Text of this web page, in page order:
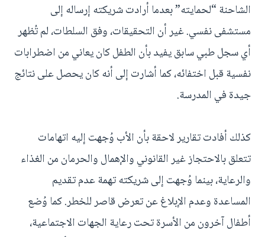
الشاحنة “لحمايته” بعدما أرادت شريكته إرساله إلى
مستشفى نفسي. غير أن التحقيقات، وفق السلطات، لم تُظهر
أي سجل طبي سابق يفيد بأن الطفل كان يعاني من اضطرابات
نفسية قبل اختفائه، كما أشارت إلى أنه كان يحصل على نتائج
جيدة في المدرسة.
كذلك أفادت تقارير لاحقة بأن الأب وُجهت إليه اتهامات
تتعلق بالاحتجاز غير القانوني والإهمال والحرمان من الغذاء
والرعاية، بينما وُجهت إلى شريكته تهمة عدم تقديم
المساعدة وعدم الإبلاغ عن تعرض قاصر للخطر. كما وُضع
أطفال آخرون من الأسرة تحت رعاية الجهات الاجتماعية،